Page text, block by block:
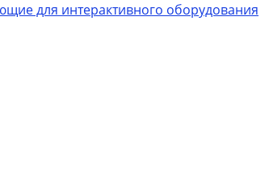
для интерактивного оборудования